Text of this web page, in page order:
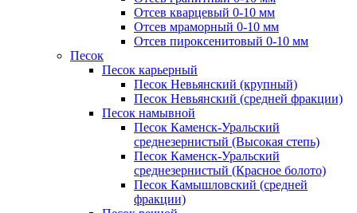
Отсев кварцевый 0-10 мм
Отсев мраморный 0-10 мм
Отсев пироксенитовый 0-10 мм
Песок
Песок карьерный
Песок Невьянский (крупный)
Песок Невьянский (средней фракции)
Песок намывной
Песок Каменск-Уральский
среднезернистый (Высокая степь)
Песок Каменск-Уральский
среднезернистый (Красное болото)
Песок Камышловский (средней
фракции)